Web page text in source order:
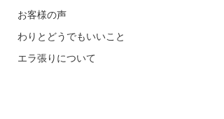
お客様の声
わりとどうでもいいこと
エラ張りについて